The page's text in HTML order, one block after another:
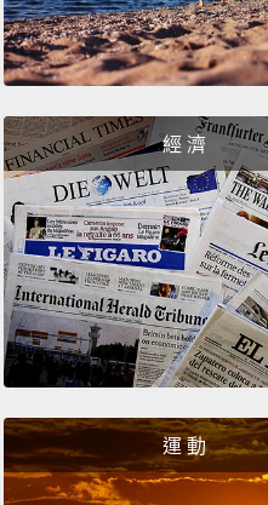
using
我總是
粉，以
面，利
星巴克
經 濟
運 動